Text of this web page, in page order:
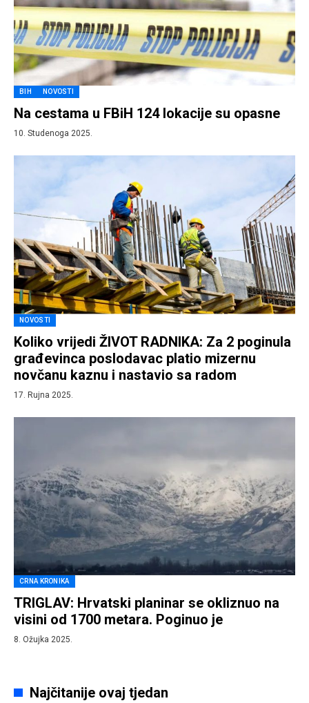
BIH NOVOSTI
Na cestama u FBiH 124 lokacije su opasne
10. Studenoga 2025.
NOVOSTI
Koliko vrijedi ŽIVOT RADNIKA: Za 2 poginula
građevinca poslodavac platio mizernu
novčanu kaznu i nastavio sa radom
17. Rujna 2025.
CRNA KRONIKA
TRIGLAV: Hrvatski planinar se okliznuo na
visini od 1700 metara. Poginuo je
8. Ožujka 2025.
Najčitanije ovaj tjedan